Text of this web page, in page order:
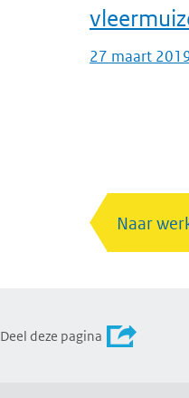
27 maart
Naar
Deel deze pagina